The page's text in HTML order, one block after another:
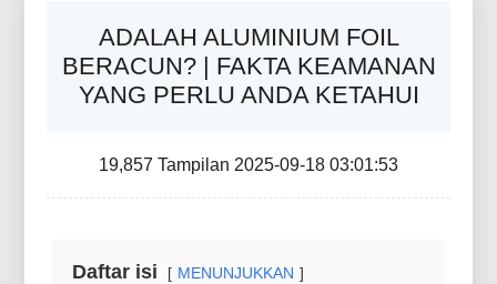
ADALAH ALUMINIUM FOIL
BERACUN? | FAKTA KEAMANAN
YANG PERLU ANDA KETAHUI
19,857 Tampilan 2025-09-18 03:01:53
Daftar isi MENUNJUKKAN